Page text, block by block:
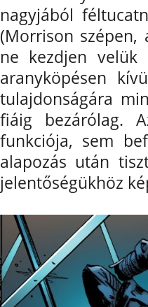
nagyjából
(Morrison szépen,
ne kezdjen velük
aranyköpésen
tulajdonságára
fiáig bezárólag.
funkciója, sem
alapozás után
jelentőségükhöz